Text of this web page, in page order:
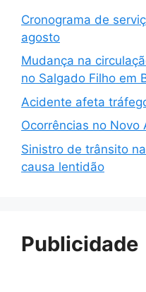
Cronograma de
agosto
Mudança na
no Salgado Filho em
Acidente afeta
Ocorrências no
Sinistro de trânsito
causa lentidão
Publicidade